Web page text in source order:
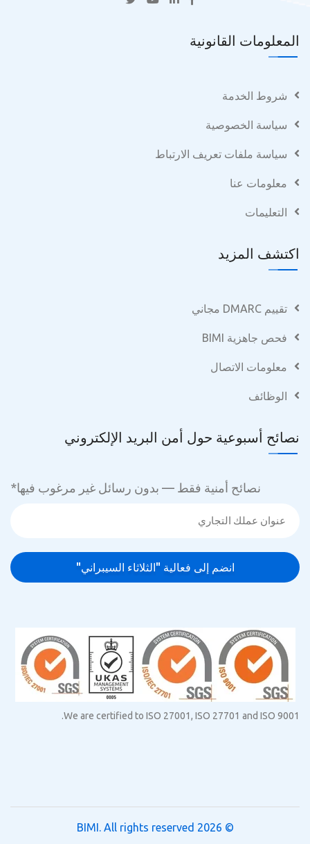
المعلومات القانونية
شروط الخدمة
سياسة الخصوصية
سياسة ملفات تعريف الارتباط
معلومات عنا
التعليمات
اكتشف المزيد
تقييم DMARC مجاني
فحص جاهزية BIMI
معلومات الاتصال
الوظائف
نصائح أسبوعية حول أمن البريد الإلكتروني
نصائح أمنية فقط — بدون رسائل غير مرغوب فيها*
We are certified to ISO 27001, ISO 27701 and ISO 9001.
© 2026
BIMI. All rights reserved